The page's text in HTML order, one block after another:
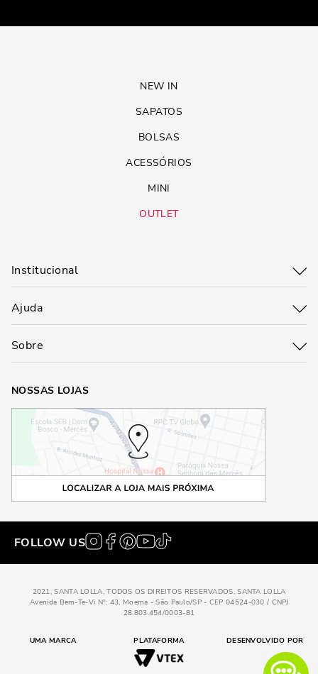
NEW IN
SAPATOS
BOLSAS
ACESSÓRIOS
MINI
OUTLET
Institucional
Ajuda
Sobre
NOSSAS LOJAS
FOLLOW US
2021, SANTA LOLLA, TODOS OS DIREITOS RESERVADOS, SANTA LOLLA
Avenida Bem-Te-Vi N°: 43, Moema - São Paulo/SP - CEP 04524-030 / CNPJ
28.803.454/0003-81
UMA MARCA PLATAFORMA DESENVOLVIDO POR